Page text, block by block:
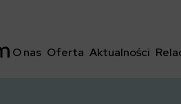
O nas Oferta Aktualności